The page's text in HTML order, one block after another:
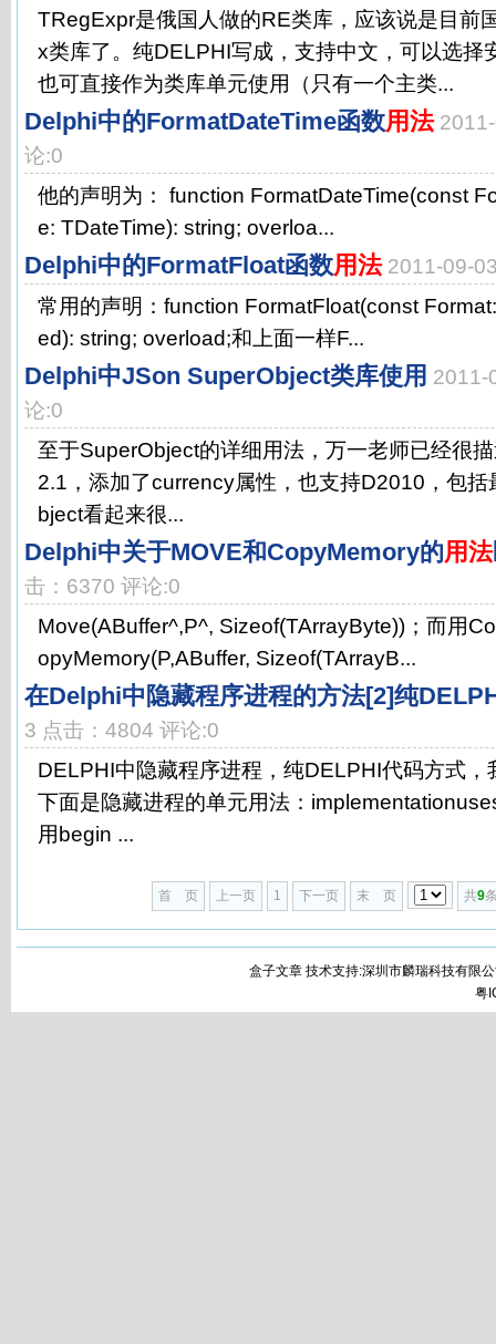
TRegExpr是俄国人做的RE类库，应该说是目前
x类库了。纯DELPHI写成，支持中文，可以选择
也可直接作为类库单元使用（只有一个主类...
Delphi中的FormatDateTime函数用法
论:0
他的声明为： function FormatDateTime(const
e: TDateTime): string; overloa...
Delphi中的FormatFloat函数用法 2011-09-
常用的声明：function FormatFloat(const
ed): string; overload;和上面一样F...
Delphi中JSon SuperObject类库使用 2011-
论:0
至于SuperObject的详细用法，万一老师已经很
2.1，添加了currency属性，也支持D2010，包
bject看起来很...
Delphi中关于MOVE和CopyMemory的用法
击：6370 评论:0
Move(ABuffer^,P^, Sizeof(TArrayByte))；而用
opyMemory(P,ABuffer, Sizeof(TArrayB...
在Delphi中隐藏程序进程的方法[2]纯
3 点击：4804 评论:0
DELPHI中隐藏程序进程，纯DELPHI代码方式，
下面是隐藏进程的单元用法：
用begin ...
首 页 上一页 1 下一页 末 页 共9
盒子文章 技术支持:深圳市麟瑞科技有限
粤